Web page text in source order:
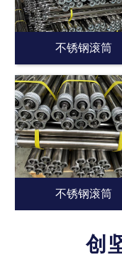
不锈钢滚筒
不锈钢滚筒